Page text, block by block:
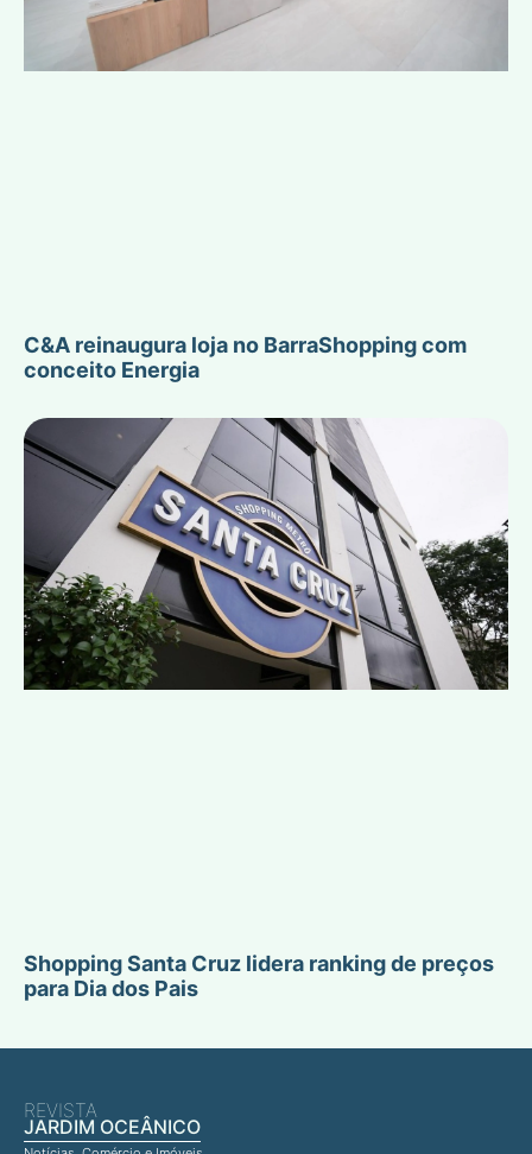
C&A reinaugura loja no BarraShopping com
conceito Energia
Shopping Santa Cruz lidera ranking de preços
para Dia dos Pais
REVISTA
JARDIM OCEÂNICO